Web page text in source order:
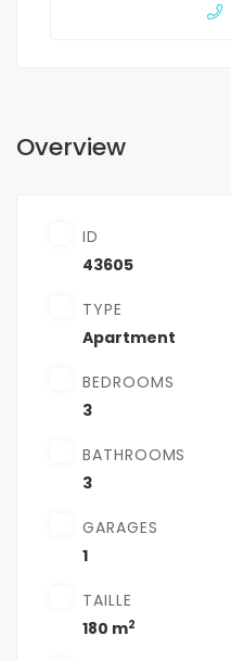
Overview
ID
43605
TYPE
Apartment
BEDROOMS
3
BATHROOMS
3
GARAGES
1
TAILLE
180 m2